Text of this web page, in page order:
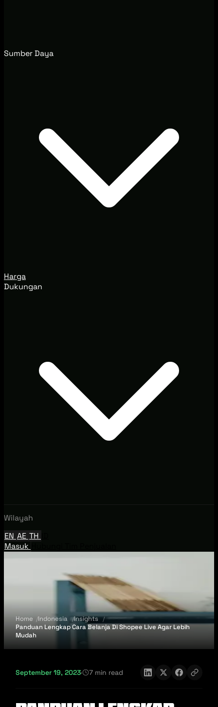
Sumber Daya
Harga
Dukungan
Wilayah
EN AE TH
Masuk
Home Indonesia
Insights
Panduan Lengkap Cara Belanja Di Shopee Live Agar Lebih
Mudah
September 19, 2023· 7 min read